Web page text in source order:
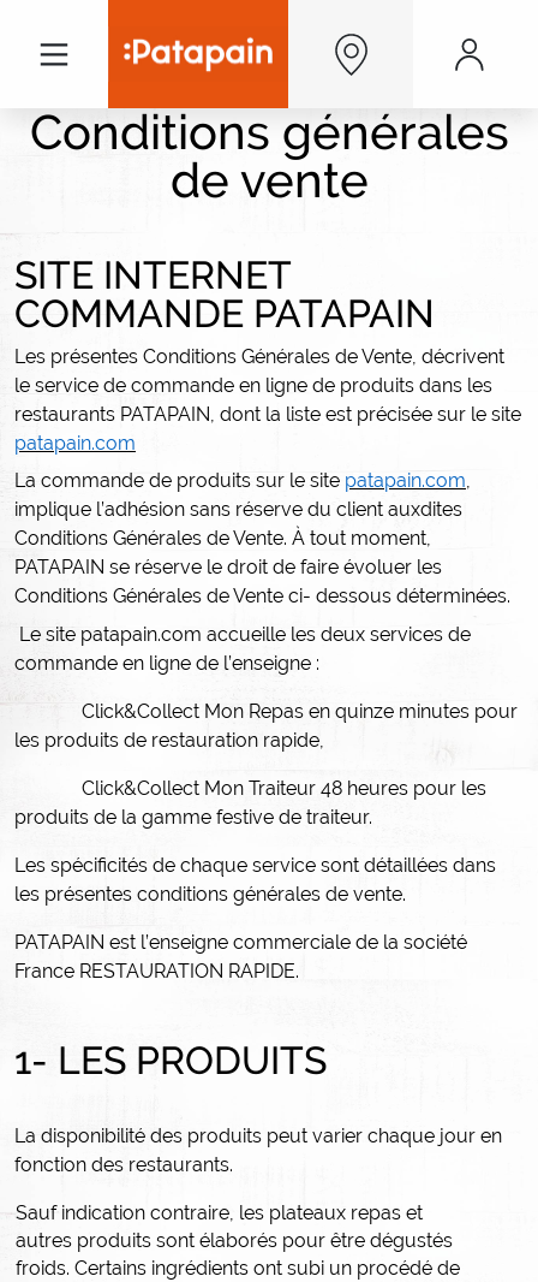
Menu
Conditions générales
de vente
SITE INTERNET
COMMANDE PATAPAIN
Les présentes Conditions Générales de Vente, décrivent
le service de commande en ligne de produits dans les
restaurants PATAPAIN, dont la liste est précisée sur le site
patapain.com
La commande de produits sur le site patapain.com,
implique l’adhésion sans réserve du client auxdites
Conditions Générales de Vente. À tout moment,
PATAPAIN se réserve le droit de faire évoluer les
Conditions Générales de Vente ci- dessous déterminées.
Le site patapain.com accueille les deux services de
commande en ligne de l’enseigne :
Click&Collect Mon Repas en quinze minutes pour
les produits de restauration rapide,
Click&Collect Mon Traiteur 48 heures pour les
produits de la gamme festive de traiteur.
Les spécificités de chaque service sont détaillées dans
les présentes conditions générales de vente.
PATAPAIN est l’enseigne commerciale de la société
France RESTAURATION RAPIDE.
1- LES PRODUITS
La disponibilité des produits peut varier chaque jour en
fonction des restaurants.
Sauf indication contraire, les plateaux repas et
autres produits sont élaborés pour être dégustés
froids. Certains ingrédients ont subi un procédé de